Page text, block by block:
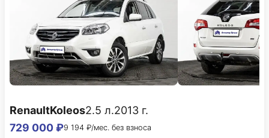
RenaultKoleos2.5 л.2013 г.
729 000 ₽9 194 ₽/мес. без взноса